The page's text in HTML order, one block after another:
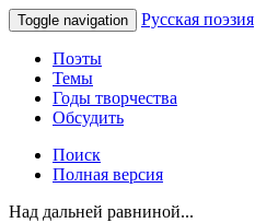
Toggle navigation Русская поэзия
Поэты
Темы
Годы творчества
Обсудить
Поиск
Полная версия
Над дальней равниной...